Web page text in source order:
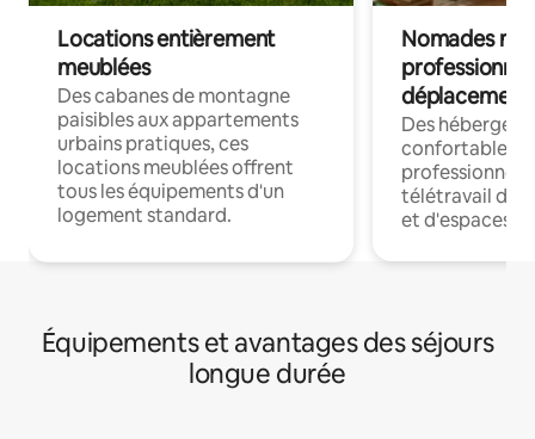
Locations entièrement
meublées
Des cabanes de montagne
paisibles aux appartements
urbains pratiques, ces
locations meublées offrent
tous les équipements d'un
logement standard.
Nomades
déplacement
Des
confortables
professionnels
télétravail
et d'espaces
Équipements et avantages des séjours
longue durée